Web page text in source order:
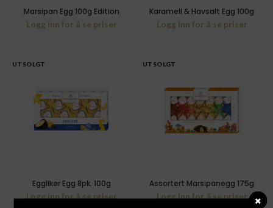
Marsipan Egg 100g Edition
Logg inn for å se priser
Karamell & Havsalt Egg 100g
Logg inn for å se priser
UTSOLGT
Egglikør Egg 8pk. 100g
Logg inn for å se priser
UTSOLGT
Assortert Marsipanegg 175g
Logg inn for å se priser